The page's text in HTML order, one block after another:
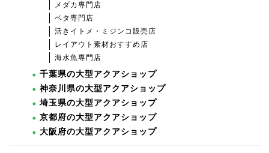
メダカ専門店
ベタ専門店
活きイトメ・ミジンコ販売店
レイアウト素材おすすめ店
海水魚専門店
千葉県の大型アクアショップ
神奈川県の大型アクアショップ
埼玉県の大型アクアショップ
京都府の大型アクアショップ
大阪府の大型アクアショップ